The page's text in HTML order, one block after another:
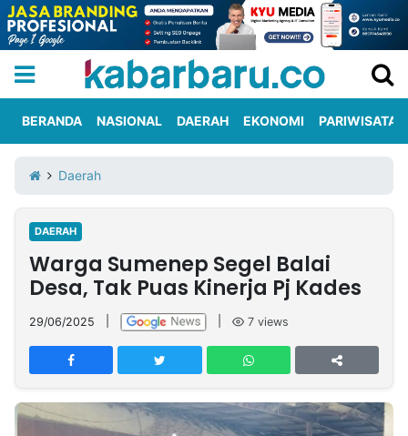
Iklan
Berita
Kami
Nasional
International
Olahraga
Entertainment
Daerah
Pariwisata
Kuliner
Kolom
Network
PT
TREETAN
MULTIMEDIA
INDONESIA
BERANDA NASIONAL DAERAH EKONOMI PARIWISATA
Daerah
DAERAH
Warga Sumenep Segel Balai
Desa, Tak Puas Kinerja Pj Kades
29/06/2025 7 views